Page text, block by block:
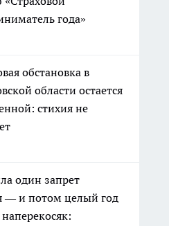
года»
обстановка в
области остается
стихия не
один запрет
— и потом целый год